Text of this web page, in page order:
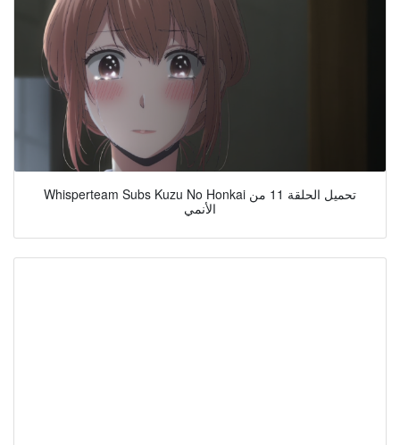
Whisperteam Subs Kuzu No Honkai تحميل الحلقة 11 من
الأنمي